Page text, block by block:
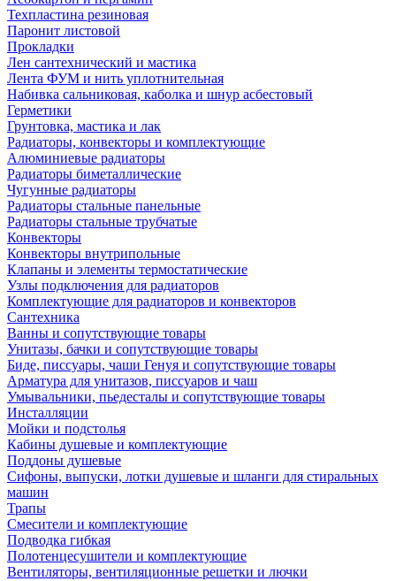
Техпластина резиновая
Паронит листовой
Прокладки
Лен сантехнический и мастика
Лента ФУМ и нить уплотнительная
Набивка сальниковая, каболка и шнур асбестовый
Герметики
Грунтовка, мастика и лак
Радиаторы, конвекторы и комплектующие
Алюминиевые радиаторы
Радиаторы биметаллические
Чугунные радиаторы
Радиаторы стальные панельные
Радиаторы стальные трубчатые
Конвекторы
Конвекторы внутрипольные
Клапаны и элементы термостатические
Узлы подключения для радиаторов
Комплектующие для радиаторов и конвекторов
Сантехника
Ванны и сопутствующие товары
Унитазы, бачки и сопутствующие товары
Биде, писсуары, чаши Генуя и сопутствующие товары
Арматура для унитазов, писсуаров и чаш
Умывальники, пьедесталы и сопутствующие товары
Инсталляции
Мойки и подстолья
Кабины душевые и комплектующие
Поддоны душевые
Сифоны, выпуски, лотки душевые и шланги для стиральных
машин
Трапы
Смесители и комплектующие
Подводка гибкая
Полотенцесушители и комплектующие
Вентиляторы, вентиляционные решетки и лючки